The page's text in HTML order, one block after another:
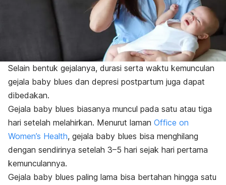
Selain bentuk gejalanya, durasi serta waktu kemunculan
gejala baby blues dan depresi postpartum juga dapat
dibedakan.
Gejala baby blues biasanya muncul pada satu atau tiga
hari setelah melahirkan. Menurut laman Office on
Women’s Health, gejala baby blues bisa menghilang
dengan sendirinya setelah 3–5 hari sejak hari pertama
kemunculannya.
Gejala baby blues paling lama bisa bertahan hingga satu